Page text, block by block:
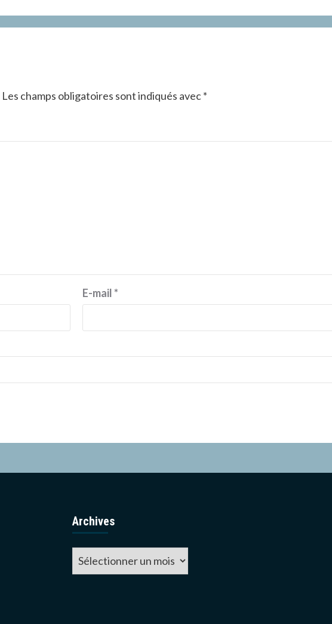
Les champs obligatoires sont indiqués avec*
E-mail*
Archives
Archives